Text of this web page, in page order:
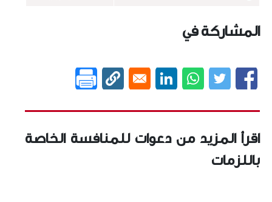
المشاركة في
اقرأ المزيد من دعوات للمنافسة الخاصة
باللزمات